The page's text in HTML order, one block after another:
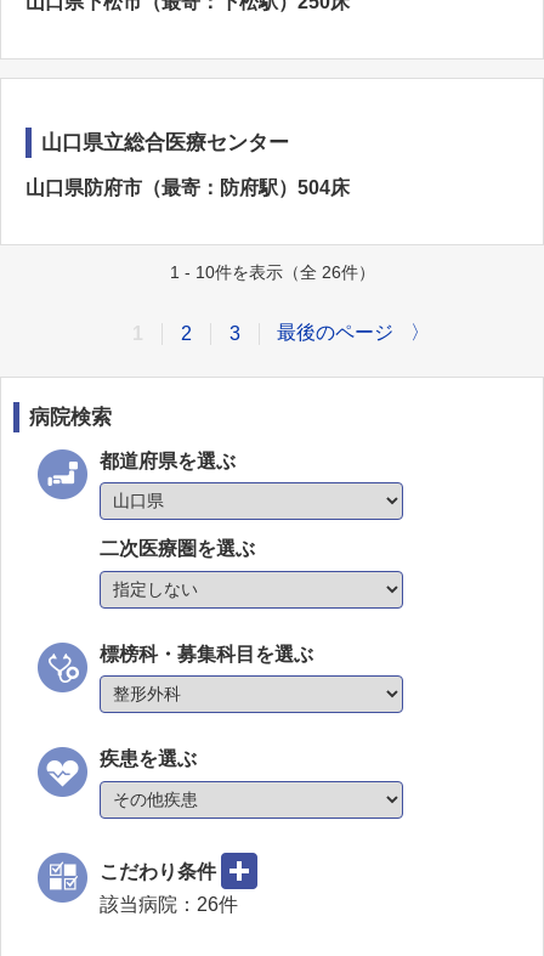
山口県立総合医療センター
山口県防府市（最寄：防府駅）504床
1 - 10件を表示（全 26件）
2 3 最後のページ 〉
病院検索
都道府県を選ぶ
二次医療圏を選ぶ
標榜科・募集科目を選ぶ
疾患を選ぶ
こだわり条件
該当病院： 26件